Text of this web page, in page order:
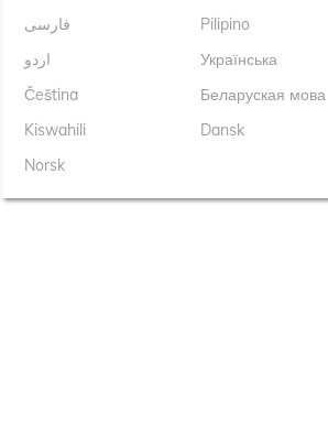
فارسی
Pilipino
اردو
Українська
Čeština
Беларуская мова
Kiswahili
Dansk
Norsk